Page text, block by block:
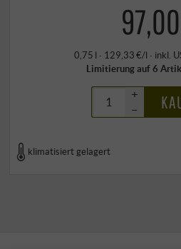
0,75 l · 129,33 €/l · inkl.
Limitierung auf 6
+
–
klimatisiert gelagert